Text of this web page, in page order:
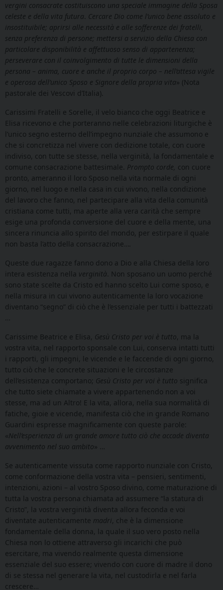
vergini consacrate costituiscono una speciale immagine della Sposa
celeste e della vita futura Cercare Dio come l’unico bene assoluto e
insostituibile; aprirsi alle necessità e alle sofferenze dei fratelli,
senza preferenza di persone; mettersi a servizio della Chiesa con
particolare disponibilità e affettuoso senso di appartenenza;
perseverare con il coinvolgimento di tutte le dimensioni della
persona – anima, cuore e anche il proprio corpo – nell’attesa vigile
e operosa dell’unico Sposo e Signore della propria vita» (Nota
pastorale dei Vescovi d’Italia).
Carissimi Fratelli e Sorelle, il velo bianco che oggi Beatrice e
Elisa ricevono e che porteranno nelle celebrazioni liturgiche è
l’unico segno esterno dell’impegno nunziale che assumono e
che si concretizza nel vivere con dedizione totale, con cuore
indiviso, con tutte se stesse, nella verginità, la fondamentale e
comune consacrazione battesimale. Prompto corde, con cuore
pronto, ameranno il loro Sposo nella vita normale di ogni
giorno, nel luogo e nella casa in cui vivono, nella condizione
del lavoro che fanno, nel partecipare alla vita della comunità
cristiana come tutti, ma aperte alla vera carità che sempre
esige una profonda conversione del cuore e della mente, una
sincera rinuncia allo spirito del mondo, per estirpare il quale
non basta l’atto della consacrazione…
Queste due ragazze fanno dono a Dio e alla Chiesa della loro
intera esistenza nella verginità . Non sposano un uomo perché
sono state scelte da Cristo ed hanno scelto Lui come sposo, e
nella misura in cui vivono autenticamente la loro vocazione
diventano “segno” di ciò che è l’essenziale per tutti i battezzati
…
Carissime Beatrice e Elisa, Gesù Cristo per voi è tutto, ma la
vostra vita, nel rapporto sponsale con Lui, conserva intatti tutti
i rapporti, gli impegni, le vicende e le faccende di ogni giorno,
tutto ciò che le concrete situazioni e le circostanze
dell’esistenza comportano; Gesù Cristo per voi è tutto significa
che tutto siete chiamate a vivere appartenendo non a voi
stesse, ma ad un Altro! E la vita, allora, nella sua normalità di
fatiche, gioie e vicende, manifesta ciò che in grande Romano
Guardini espresse magnificamente con queste parole:
«Nell’esperienza di un grande amore tutto ciò che accade diventa
avvenimento nel suo ambito» …
Se autenticamente vissuta come rapporto nunziale con Cristo,
come conformazione della vostra vita – pensieri, sentimenti,
intenzioni, azioni – al vostro Sposo divino, come maturazione di
tutta la vostra persona chiamata ad assumere “la statura di
Cristo”, la vostra verginità diventa allora feconda e voi
diventate autenticamente madri, che è la dimensione
fondamentale della donna, la quale il suo vero posto nella
Chiesa non lo ottiene attraverso gli incarichi che può
esercitare, ma vivendo realmente questa dimensione
essenziale del suo essere; vivendo con cuore di madre il dono
di se stessa nel generare la vita, nel custodirla e nel farla
crescere…